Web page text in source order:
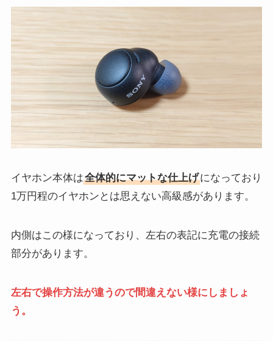
イヤホン本体は全体的にマットな仕上げになっており
1万円程のイヤホンとは思えない高級感があります。
内側はこの様になっており、左右の表記に充電の接続
部分があります。
左右で操作方法が違うので間違えない様にしましょ
う。